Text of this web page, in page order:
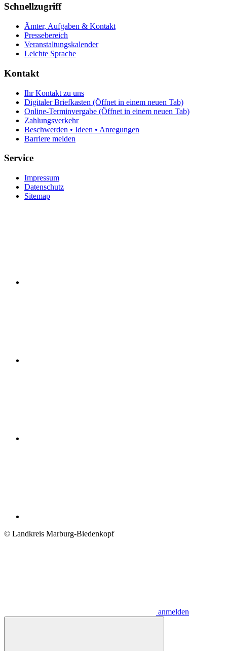
Schnellzugriff
Ämter, Aufgaben & Kontakt
Pressebereich
Veranstaltungskalender
Leichte Sprache
Kontakt
Ihr Kontakt zu uns
Digitaler Briefkasten (Öffnet in einem neuen Tab)
Online-Terminvergabe (Öffnet in einem neuen Tab)
Zahlungsverkehr
Beschwerden • Ideen • Anregungen
Barriere melden
Service
Impressum
Datenschutz
Sitemap
© Landkreis Marburg-Biedenkopf
anmelden